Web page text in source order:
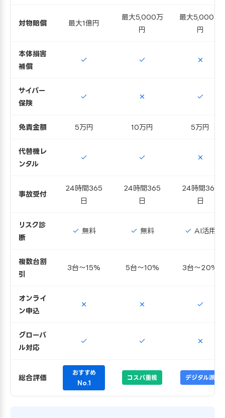
対物賠償 最大1億円
最大5,000万
円
最大5,000万
円
本体損害
補償
サイバー
保険
免責金額 5万円 10万円 5万円
代替機レ
ンタル
事故受付
24時間365
日
24時間365
日
24時間365
日
リスク診
断
無料 無料 AI活用
複数台割
引
3台〜15% 5台〜10% 3台〜20%
オンライ
ン申込
グローバ
ル対応
総合評価
おすすめ
No.1
コスパ重視 デジタル派